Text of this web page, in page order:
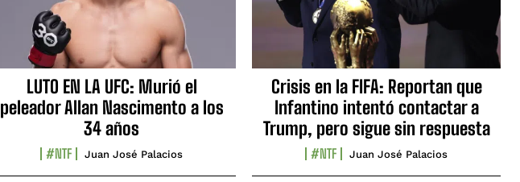
LUTO EN LA UFC: Murió el
peleador Allan Nascimento a los
34 años
#NTF Juan José Palacios
Crisis en la FIFA: Reportan que
Infantino intentó contactar a
Trump, pero sigue sin respuesta
#NTF Juan José Palacios